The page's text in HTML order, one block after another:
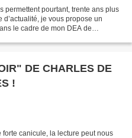
permettent pourtant, trente ans plus
je vous propose un
le cadre de mon DEA de
DE CHARLES DE
!
forte canicule, la lecture peut nous